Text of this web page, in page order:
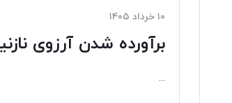
۱۰ خرداد ۱۴۰۵
برآورده شدن آرزوی
...